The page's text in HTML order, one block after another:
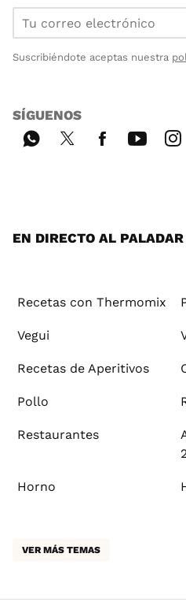
Suscribiéndote aceptas nuestra
SÍGUENOS
EN DIRECTO AL
Recetas con Thermomix
Vegui
Recetas de Aperitivos
Pollo
Restaurantes
Horno
VER MÁS TEMAS